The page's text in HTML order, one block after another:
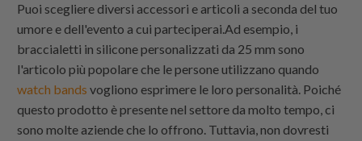
Puoi scegliere diversi accessori e articoli a seconda del tuo
umore e dell'evento a cui parteciperai.Ad esempio, i
braccialetti in silicone personalizzati da 25 mm sono
l'articolo più popolare che le persone utilizzano quando
watch bands vogliono esprimere le loro personalità. Poiché
questo prodotto è presente nel settore da molto tempo, ci
sono molte aziende che lo offrono. Tuttavia, non dovresti